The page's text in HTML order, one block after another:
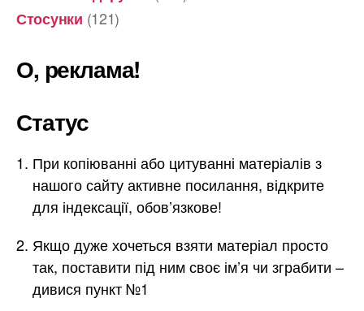
Стосунки (121)
О, реклама!
Статус
При копіюванні або цитуванні матеріалів з
нашого сайту активне посилання, відкрите
для індексації, обов’язкове!
Якщо дуже хочеться взяти матеріал просто
так, поставити під ним своє ім’я чи зграбити –
дивися пункт №1